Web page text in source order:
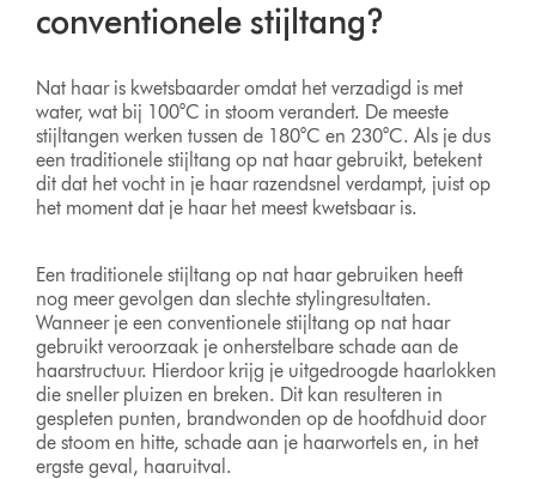
conventionele stijltang?
Nat haar is kwetsbaarder omdat het verzadigd is met
water, wat bij 100°C in stoom verandert. De meeste
stijltangen werken tussen de 180°C en 230°C. Als je dus
een traditionele stijltang op nat haar gebruikt, betekent
dit dat het vocht in je haar razendsnel verdampt, juist op
het moment dat je haar het meest kwetsbaar is.
Een traditionele stijltang op nat haar gebruiken heeft
nog meer gevolgen dan slechte stylingresultaten.
Wanneer je een conventionele stijltang op nat haar
gebruikt veroorzaak je onherstelbare schade aan de
haarstructuur. Hierdoor krijg je uitgedroogde haarlokken
die sneller pluizen en breken. Dit kan resulteren in
gespleten punten, brandwonden op de hoofdhuid door
de stoom en hitte, schade aan je haarwortels en, in het
ergste geval, haaruitval.